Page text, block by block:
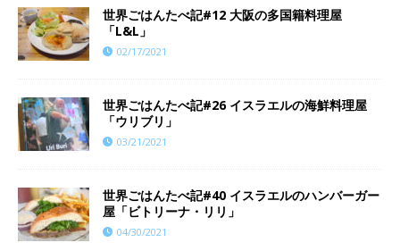
世界ごはんたべ記#12 大阪の多国籍料理屋
「L&L」
02/17/2021
世界ごはんたべ記#26 イスラエルの海鮮料理屋
「ウリブリ」
03/21/2021
世界ごはんたべ記#40 イスラエルのハンバーガー
屋「ビトリーナ・リリ」
04/30/2021